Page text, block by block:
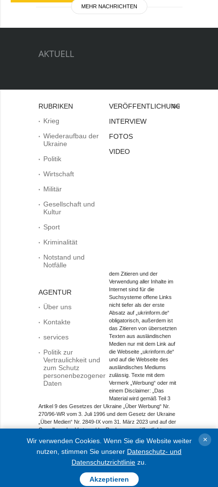
MEHR NACHRICHTEN
AKTUELL
RUBRIKEN
Krieg
Wiederaufbau der
Ukraine
Politik
Wirtschaft
Militär
Gesellschaft und
Kultur
Sport
Kriminalität
Notstand und
Notfälle
AGENTUR
Über uns
Kontakte
services
Politik zur
Vertraulichkeit und
zum Schutz
personenbezogener
Daten
VERÖFFENTLICHUNGEN
INTERVIEW
FOTOS
VIDEO
Bei
dem Zitieren und der
Verwendung aller Inhalte im
Internet sind für die
Suchsysteme offene Links
nicht tiefer als der erste
Absatz auf „ukrinform.de“
obligatorisch, außerdem ist
das Zitieren von übersetzten
Texten aus ausländischen
Medien nur mit dem Link auf
die Webseite „ukrinform.de“
und auf die Webseite des
ausländisches Mediums
zulässig. Texte mit dem
Vermerk „Werbung“ oder mit
einem Disclaimer: „Das
Material wird gemäß Teil 3
Artikel 9 des Gesetzes der Ukraine „Über Werbung“ Nr.
270/96-WR vom 3. Juli 1996 und dem Gesetz der Ukraine
„Über Medien“ Nr. 2849-IX vom 31. März 2023 und auf der
Grundlage des Vertrags/der Rechnung veröffentlicht.
Objekt im Bereich Onlinemedien; Medien-ID R40-01421.
© 2015-2026 Ukrinform. Alle Rechte sind geschützt.
Wir verwenden Cookies. Wenn Sie die Website weiter
nutzen, stimmen Sie unserer Datenschutz- und
Datenschutzrichtlinie zu.
Akzeptieren
×